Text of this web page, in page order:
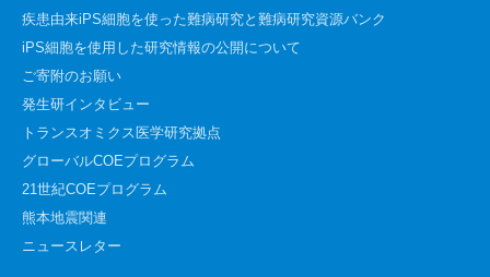
疾患由来iPS細胞を使った難病研究と難病研究資源バンク
iPS細胞を使用した研究情報の公開について
ご寄附のお願い
発生研インタビュー
トランスオミクス医学研究拠点
グローバルCOEプログラム
21世紀COEプログラム
熊本地震関連
ニュースレター